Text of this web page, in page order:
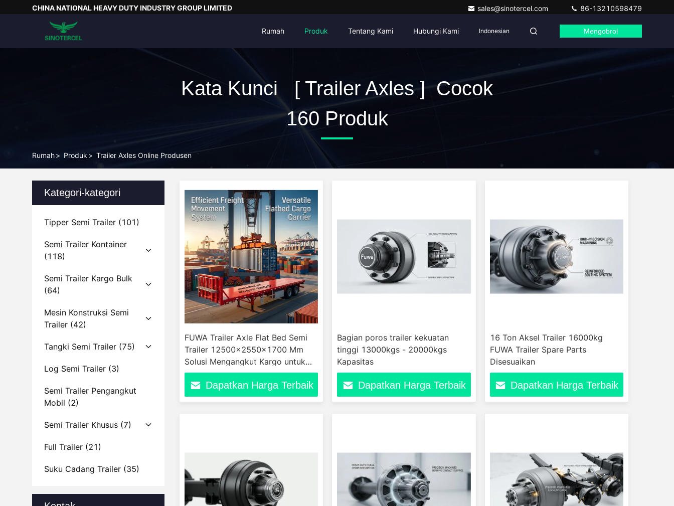
CHINA NATIONAL HEAVY DUTY INDUSTRY GROUP LIMITED sales@sinotercel.com 86-13210598479
Rumah Produk Tentang Kami Hubungi Kami Indonesian Mengobrol
Kata Kunci [ Trailer Axles ] Cocok
160 Produk
Rumah> Produk > Trailer Axles Online Produsen
Kategori-kategori
Tipper Semi Trailer (101)
Semi Trailer Kontainer
(118)
Semi Trailer Kargo Bulk
(64)
Mesin Konstruksi Semi
Trailer (42)
Tangki Semi Trailer (75)
Log Semi Trailer (3)
Semi Trailer Pengangkut
Mobil (2)
Semi Trailer Khusus (7)
Full Trailer (21)
Suku Cadang Trailer (35)
FUWA Trailer Axle Flat Bed Semi
Trailer 12500x2550x1700 Mm
Solusi Mengangkut Kargo untuk
Transportasi Jarak Jauh
Dapatkan Harga Terbaik
Bagian poros trailer kekuatan
tinggi 13000kgs - 20000kgs
Kapasitas
Dapatkan Harga Terbaik
16 Ton Aksel Trailer 16000kg
FUWA Trailer Spare Parts
Disesuaikan
Dapatkan Harga Terbaik